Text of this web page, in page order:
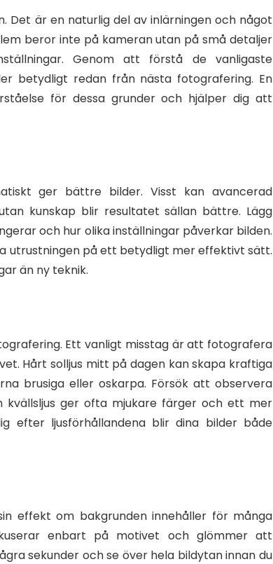
Det är en naturlig del av inlärningen och något
beror inte på kameran utan på små detaljer
Genom att förstå de vanligaste
betydligt redan från nästa fotografering. En
för dessa grunder och hjälper dig att
ger bättre bilder. Visst kan avancerad
kunskap blir resultatet sällan bättre. Lägg
och hur olika inställningar påverkar bilden.
utrustningen på ett betydligt mer effektivt sätt.
än ny teknik.
Ett vanligt misstag är att fotografera
Hårt solljus mitt på dagen kan skapa kraftiga
brusiga eller oskarpa. Försök att observera
kvällsljus ger ofta mjukare färger och ett mer
efter ljusförhållandena blir dina bilder både
effekt om bakgrunden innehåller för många
enbart på motivet och glömmer att
sekunder och se över hela bildytan innan du